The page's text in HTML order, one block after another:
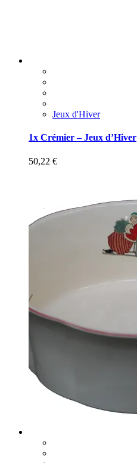
Jeux d'Hiver
1x Crémier – Jeux d’Hiver
50,22 €